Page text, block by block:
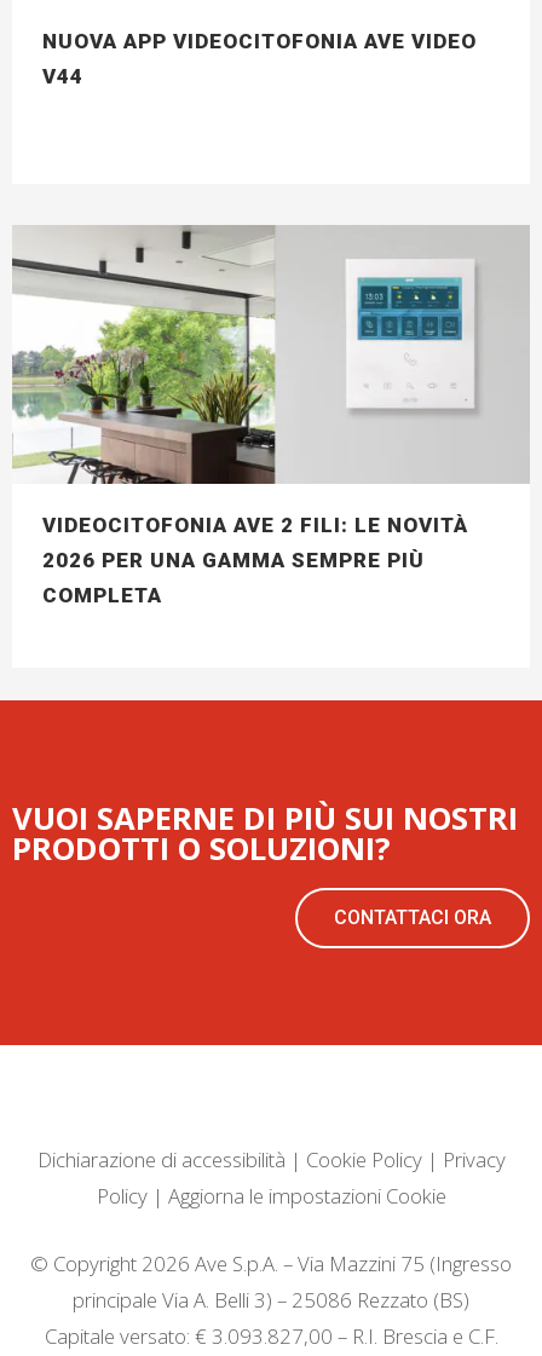
NUOVA APP VIDEOCITOFONIA AVE VIDEO
V44
VIDEOCITOFONIA AVE 2 FILI: LE NOVITÀ
2026 PER UNA GAMMA SEMPRE PIÙ
COMPLETA
VUOI SAPERNE DI PIÙ SUI NOSTRI
PRODOTTI O SOLUZIONI?
CONTATTACI ORA
Dichiarazione di accessibilità | Cookie Policy| Privacy
Policy| Aggiorna le impostazioni Cookie
© Copyright 2026 Ave S.p.A. – Via Mazzini 75 (Ingresso
principale Via A. Belli 3) – 25086 Rezzato (BS)
Capitale versato: € 3.093.827,00 – R.I. Brescia e C.F.